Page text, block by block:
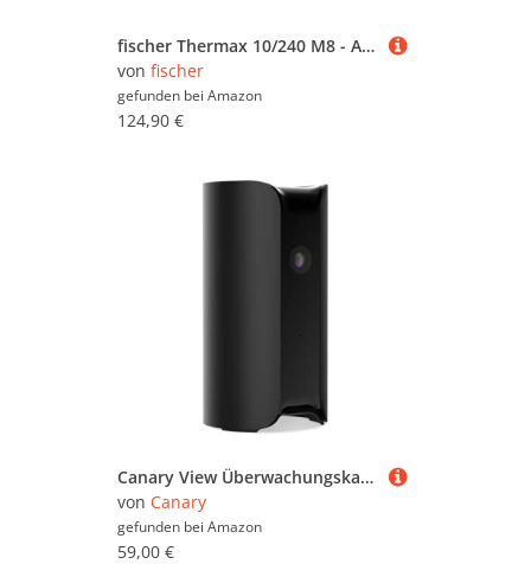
fischer Thermax 10/240 M8 - Abstandsmontagesystem zur Befestigung von leichten Lasten, wie Leuchten und Bewegungsmelder in Wärmedämmverbundsystemen - 20 Stück - Art.-Nr. 514255
von fischer
gefunden bei Amazon
124,90 €
Canary View Überwachungskamera 1080p HD WiFi IP | 24/7 Live-Übertragung, Bewegungsmelder, 2-Wege-Audio, Nachtsicht, 10x Zoom, Privat-Modus, Alexa & Google Assistant Integration und mehr
von Canary
gefunden bei Amazon
59,00 €